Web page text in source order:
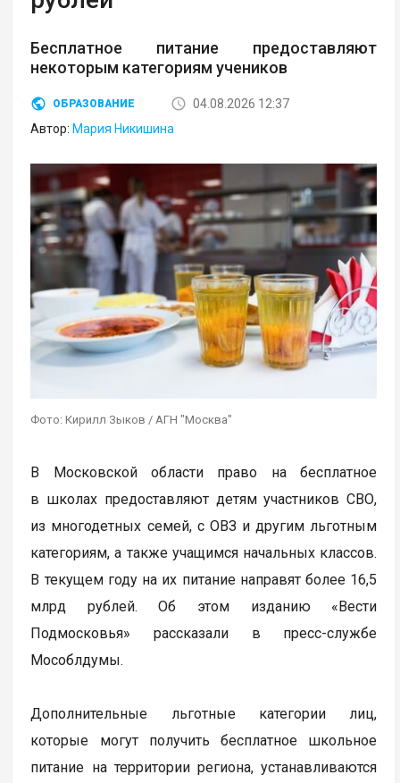
Бесплатное питание предоставляют
некоторым категориям учеников
ОБРАЗОВАНИЕ
04.08.2026 12:37
Автор: Мария Никишина
Фото: Кирилл Зыков / АГН "Москва"
В Московской области право на бесплатное
в школах предоставляют детям участников СВО,
из многодетных семей, с ОВЗ и другим льготным
категориям, а также учащимся начальных классов.
В текущем году на их питание направят более 16,5
млрд рублей. Об этом изданию «Вести
Подмосковья» рассказали в пресс-службе
Мособлдумы.
Дополнительные льготные категории лиц,
которые могут получить бесплатное школьное
питание на территории региона, устанавливаются